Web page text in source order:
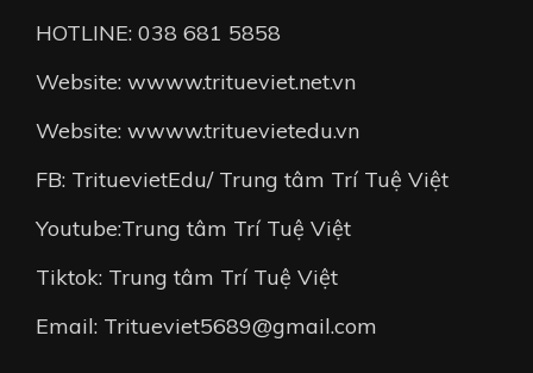
HOTLINE: 038 681 5858
Website: wwww.tritueviet.net.vn
Website: wwww.trituevietedu.vn
FB: TrituevietEdu/ Trung tâm Trí Tuệ Việt
Youtube:Trung tâm Trí Tuệ Việt
Tiktok: Trung tâm Trí Tuệ Việt
Email: Tritueviet5689@gmail.com